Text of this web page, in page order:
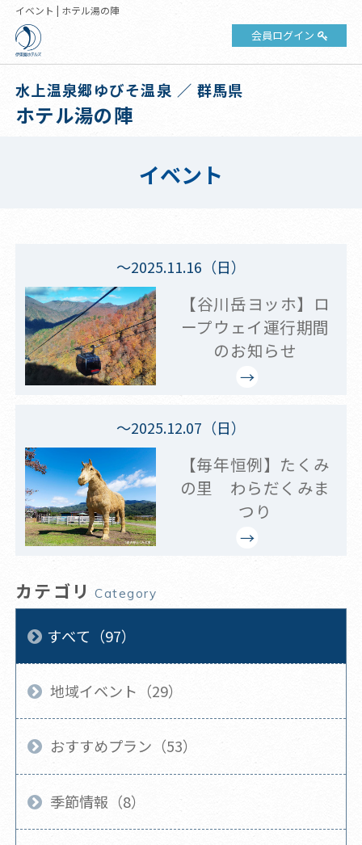
イベント | ホテル湯の陣
会員ログイン
水上温泉郷ゆびそ温泉 ／ 群馬県
ホテル湯の陣
イベント
～2025.11.16（日）
【谷川岳ヨッホ】ロ
ープウェイ運行期間
のお知らせ
～2025.12.07（日）
【毎年恒例】たくみ
の里 わらだくみま
つり
カテゴリ Category
すべて（97）
地域イベント（29）
おすすめプラン（53）
季節情報（8）